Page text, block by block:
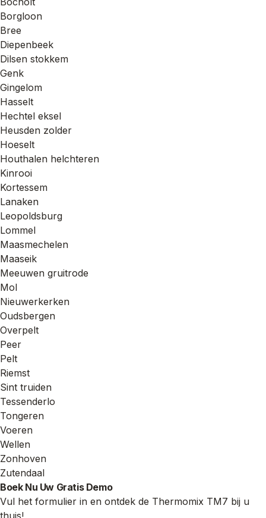
Borgloon
Bree
Diepenbeek
Dilsen stokkem
Genk
Gingelom
Hasselt
Hechtel eksel
Heusden zolder
Hoeselt
Houthalen helchteren
Kinrooi
Kortessem
Lanaken
Leopoldsburg
Lommel
Maasmechelen
Maaseik
Meeuwen gruitrode
Mol
Nieuwerkerken
Oudsbergen
Overpelt
Peer
Pelt
Riemst
Sint truiden
Tessenderlo
Tongeren
Voeren
Wellen
Zonhoven
Zutendaal
Boek Nu Uw Gratis Demo
Vul het formulier in en ontdek de Thermomix TM7 bij u
thuis!